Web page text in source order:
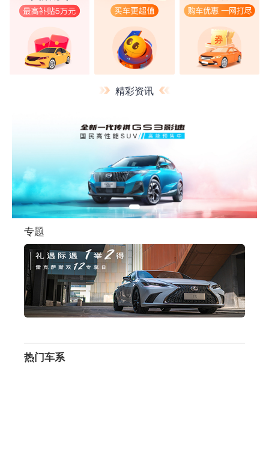
173****2228用户领取了1000元补贴
精彩资讯
专题
热门车系